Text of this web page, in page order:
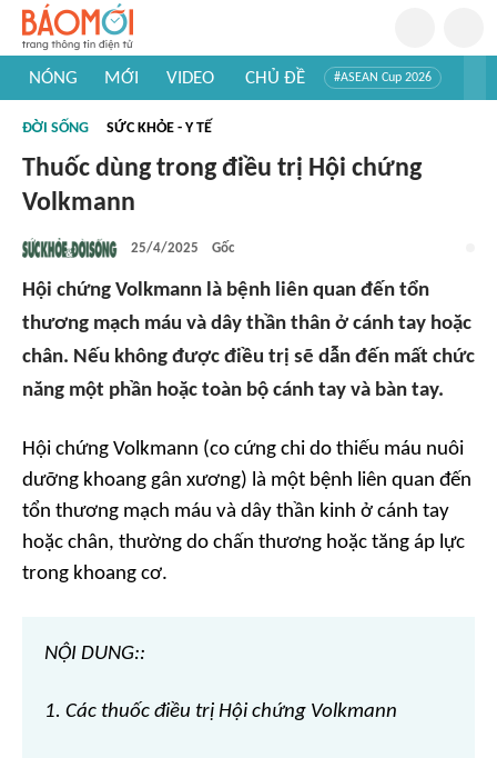
NÓNG MỚI VIDEO CHỦ ĐỀ #ASEAN Cup 2026
#Khám phá thế giới
ĐỜI SỐNG SỨC KHỎE - Y TẾ
Thuốc dùng trong điều trị Hội chứng
Volkmann
25/4/2025 Gốc
Hội chứng Volkmann là bệnh liên quan đến tổn
thương mạch máu và dây thần thân ở cánh tay hoặc
chân. Nếu không được điều trị sẽ dẫn đến mất chức
năng một phần hoặc toàn bộ cánh tay và bàn tay.
Hội chứng Volkmann (co cứng chi do thiếu máu nuôi
dưỡng khoang gân xương) là một bệnh liên quan đến
tổn thương mạch máu và dây thần kinh ở cánh tay
hoặc chân, thường do chấn thương hoặc tăng áp lực
trong khoang cơ.
NỘI DUNG::
1. Các thuốc điều trị Hội chứng Volkmann